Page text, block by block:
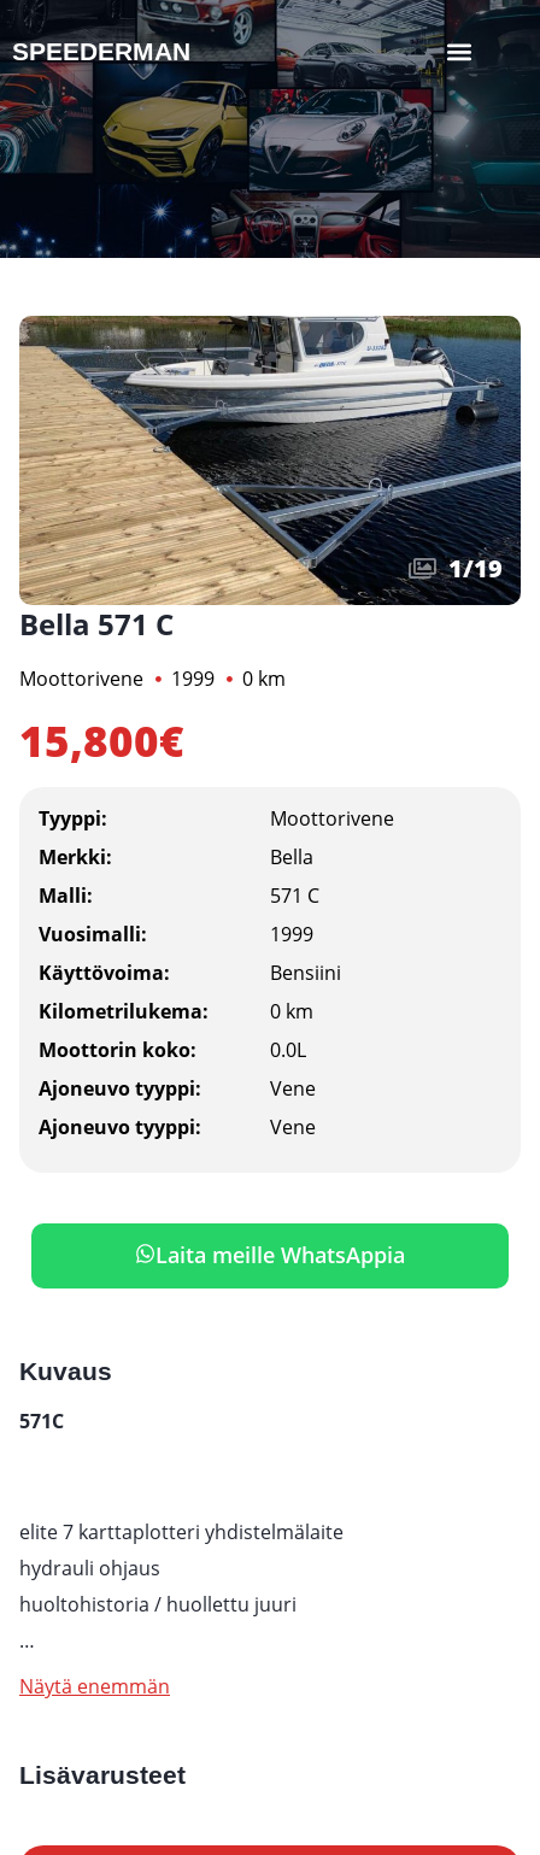
SPEEDERMAN
1/19
Bella 571 C
Moottorivene 1999 0 km
15,800€
Tyyppi:
Moottorivene
Merkki:
Bella
Malli:
571 C
Vuosimalli:
1999
Käyttövoima:
Bensiini
Kilometrilukema:
0 km
Moottorin koko:
0.0L
Ajoneuvo tyyppi:
Vene
Ajoneuvo tyyppi:
Vene
Laita meille WhatsAppia
Kuvaus
571C
elite 7 karttaplotteri yhdistelmälaite
hydrauli ohjaus
huoltohistoria / huollettu juuri
…
Näytä enemmän
Lisävarusteet